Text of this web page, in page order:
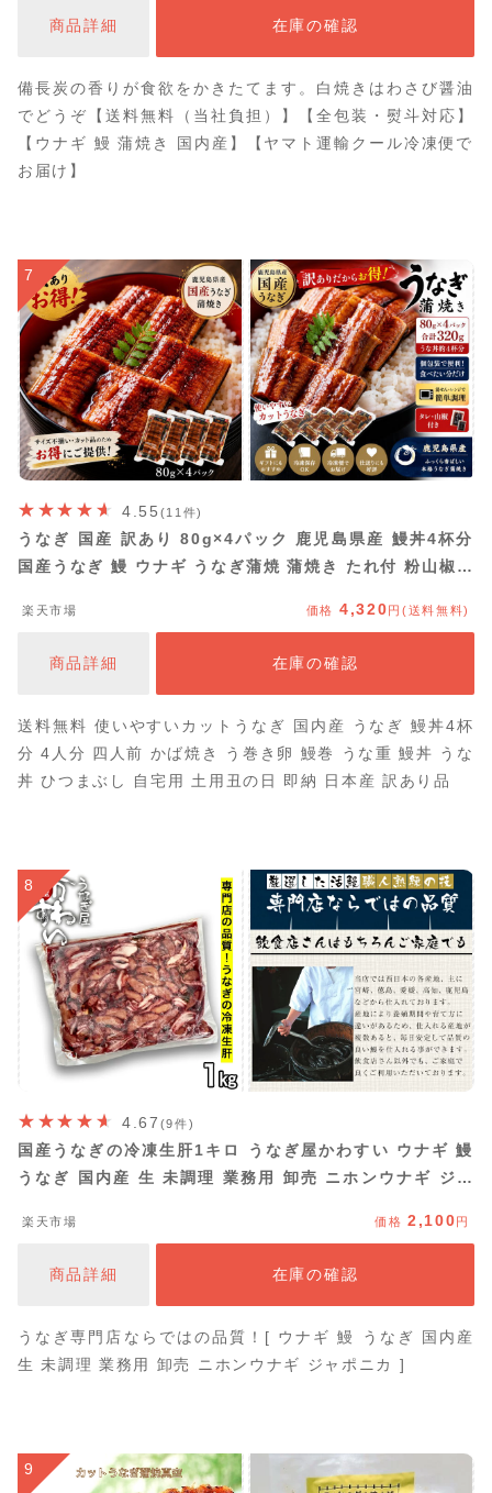
商品詳細
在庫の確認
備長炭の香りが食欲をかきたてます。白焼きはわさび醤油
でどうぞ【送料無料（当社負担）】【全包装・熨斗対応】
【ウナギ 鰻 蒲焼き 国内産】【ヤマト運輸クール冷凍便で
お届け】
7
4.55 (11件)
うなぎ 国産 訳あり 80g×4パック 鹿児島県産 鰻丼4杯分
国産うなぎ 鰻 ウナギ うなぎ蒲焼 蒲焼き たれ付 粉山椒付
用の丑の日 お中元 御中元 贈り物 贈答用 土用の日 丑の日
楽天市場 価格 4,320円(送料無料)
商品詳細 在庫の確認
送料無料 使いやすいカットうなぎ 国内産 うなぎ 鰻丼4杯
分 4人分 四人前 かば焼き う巻き卵 鰻巻 うな重 鰻丼 うな
丼 ひつまぶし 自宅用 土用丑の日 即納 日本産 訳あり品
8
4.67 (9件)
国産うなぎの冷凍生肝1キロ うなぎ屋かわすい ウナギ 鰻
うなぎ 国内産 生 未調理 業務用 卸売 ニホンウナギ ジャ
楽天市場 価格 2,100円
商品詳細 在庫の確認
うなぎ専門店ならではの品質！[ ウナギ 鰻 うなぎ 国内産
生 未調理 業務用 卸売 ニホンウナギ ジャポニカ ]
9